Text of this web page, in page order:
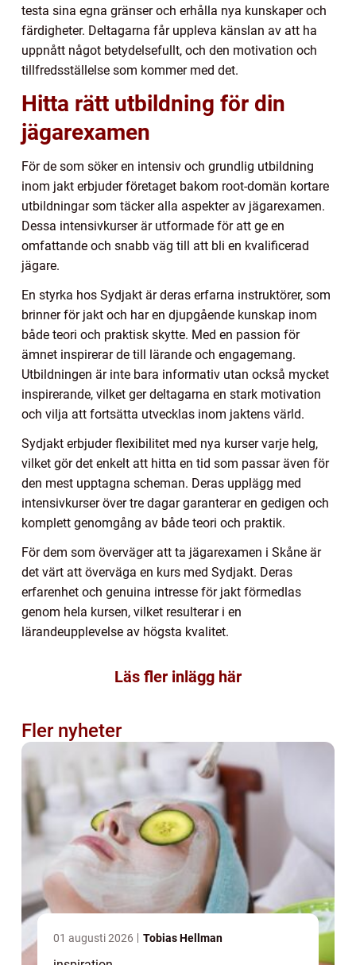
testa sina egna gränser och erhålla nya kunskaper och
färdigheter. Deltagarna får uppleva känslan av att ha
uppnått något betydelsefullt, och den motivation och
tillfredsställelse som kommer med det.
Hitta rätt utbildning för din
jägarexamen
För de som söker en intensiv och grundlig utbildning
inom jakt erbjuder företaget bakom root-domän kortare
utbildningar som täcker alla aspekter av jägarexamen.
Dessa intensivkurser är utformade för att ge en
omfattande och snabb väg till att bli en kvalificerad
jägare.
En styrka hos Sydjakt är deras erfarna instruktörer, som
brinner för jakt och har en djupgående kunskap inom
både teori och praktisk skytte. Med en passion för
ämnet inspirerar de till lärande och engagemang.
Utbildningen är inte bara informativ utan också mycket
inspirerande, vilket ger deltagarna en stark motivation
och vilja att fortsätta utvecklas inom jaktens värld.
Sydjakt erbjuder flexibilitet med nya kurser varje helg,
vilket gör det enkelt att hitta en tid som passar även för
den mest upptagna scheman. Deras upplägg med
intensivkurser över tre dagar garanterar en gedigen och
komplett genomgång av både teori och praktik.
För dem som överväger att ta jägarexamen i Skåne är
det värt att överväga en kurs med Sydjakt. Deras
erfarenhet och genuina intresse för jakt förmedlas
genom hela kursen, vilket resulterar i en
lärandeupplevelse av högsta kvalitet.
Läs fler inlägg här
Fler nyheter
01 augusti 2026 Tobias Hellman